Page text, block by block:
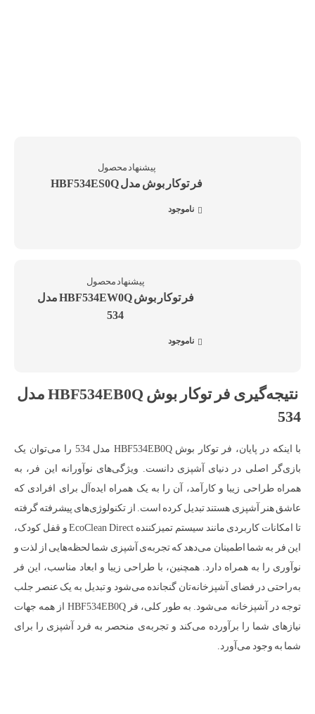
فر توکار بوش مدل HBF534ES0Q
ناموجود
فر توکار بوش HBF534EW0Q مدل
534
ناموجود
نتیجه‌گیری فر توکار بوش HBF534EB0Q مدل
534
با اینکه در پایان، فر توکار بوش HBF534EB0Q مدل 534 را می‌توان یک
بازی‌گر اصلی در دنیای آشپزی دانست. ویژگی‌های نوآورانه این فر، به
همراه طراحی زیبا و کارآمد، آن را به یک همراه ایده‌آل برای افرادی که
عاشق هنر آشپزی هستند تبدیل کرده است. از تکنولوژی‌های پیشرفته گرفته
تا امکانات کاربردی مانند سیستم تمیزکننده EcoClean Direct و قفل کودک،
این فر به شما اطمینان می‌دهد که تجربه‌ی آشپزی شما لحظه‌هایی از لذت و
نوآوری را به همراه دارد. همچنین، با طراحی زیبا و ابعاد مناسب، این فر
به‌راحتی در فضای آشپزخانه‌تان گنجانده می‌شود و تبدیل به یک عنصر جلب
توجه در آشپزخانه می‌شود. به طور کلی، فر HBF534EB0Q از همه جهات
نیازهای شما را برآورده می‌کند و تجربه‌ی منحصر به فرد آشپزی را برای
شما به وجود می‌آورد.